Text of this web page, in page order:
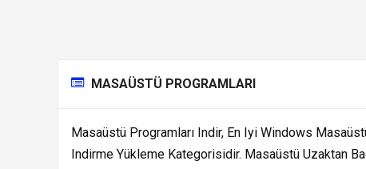
MASAÜSTÜ PROGRAMLARI
Masaüstü Programları Indir, En Iyi Windows
Indirme Yükleme Kategorisidir. Masaüstü Uzaktan